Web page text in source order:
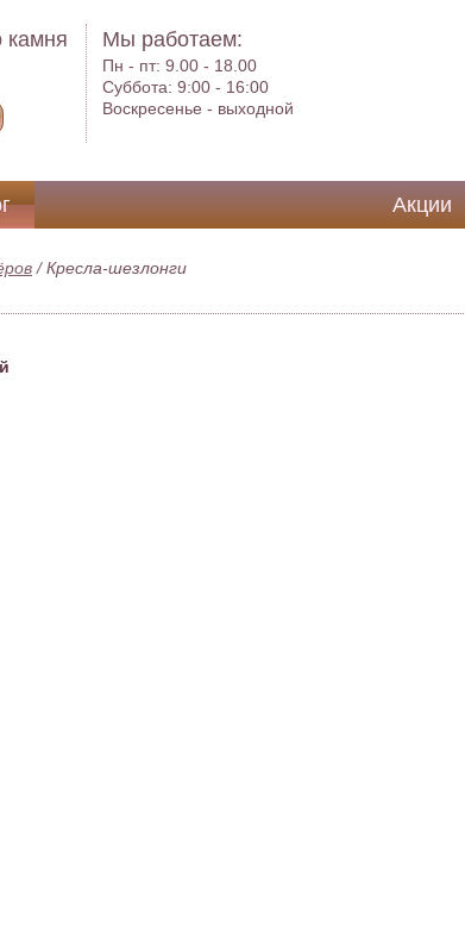
камня Мы работаем:
Пн - пт:9.00 - 18.00
Суббота:9:00 - 16:00
Воскресенье - выходной
Акции
/Кресла-шезлонги